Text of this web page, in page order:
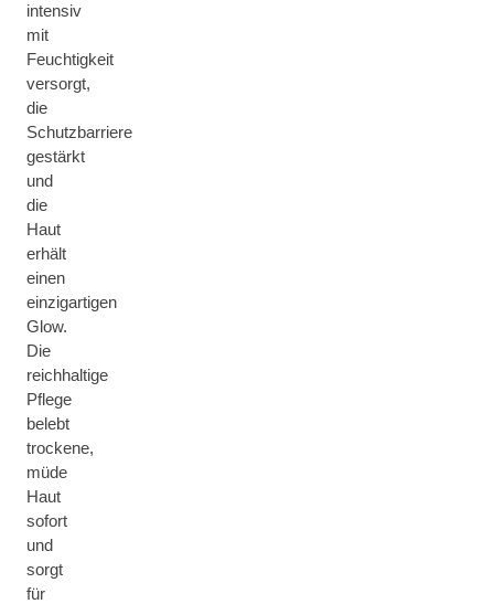
intensiv
mit
Feuchtigkeit
versorgt,
die
Schutzbarriere
gestärkt
und
die
Haut
erhält
einen
einzigartigen
Glow.
Die
reichhaltige
Pflege
belebt
trockene,
müde
Haut
sofort
und
sorgt
für